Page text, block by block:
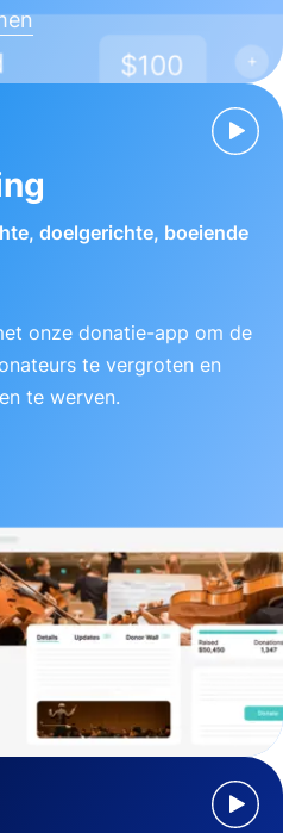
doelgerichte, boeiende
onze donatie-app om de
te vergroten en
te werven.